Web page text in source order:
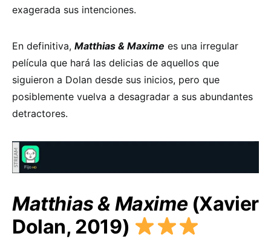
exagerada sus intenciones.
En definitiva, Matthias & Maxime es una irregular
película que hará las delicias de aquellos que
siguieron a Dolan desde sus inicios, pero que
posiblemente vuelva a desagradar a sus abundantes
detractores.
Matthias & Maxime (Xavier
Dolan, 2019)